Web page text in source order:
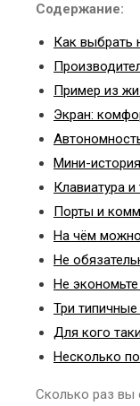
Содержание:
Как выбрать
Пример из
Экран:
Мини-история
Клавиатура
Порты и
На чём
Не
Не экономьте
Три
Для кого
Несколько
Сколько раз вы